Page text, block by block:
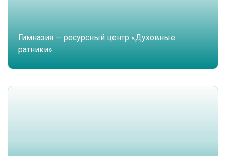
Гимназия — ресурсный центр «Духовные
ратники»